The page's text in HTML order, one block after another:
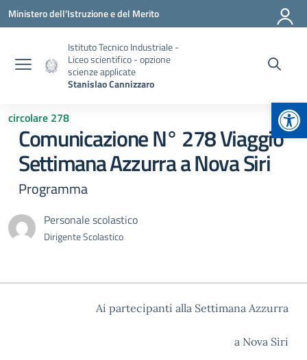
Vai ai contenuti
Vai al menu di navigazione
Vai al footer
Ministero dell'Istruzione e del Merito
Istituto Tecnico Industriale -
Liceo scientifico - opzione
scienze applicate
Stanislao Cannizzaro
circolare 278
Comunicazione N° 278 Viaggio
Settimana Azzurra a Nova Siri
Programma
Personale scolastico
Dirigente Scolastico
Ai partecipanti alla Settimana Azzurra
a Nova Siri